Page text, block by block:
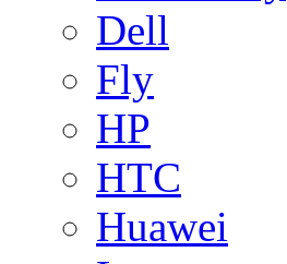
Dell
Fly
HP
HTC
Huawei